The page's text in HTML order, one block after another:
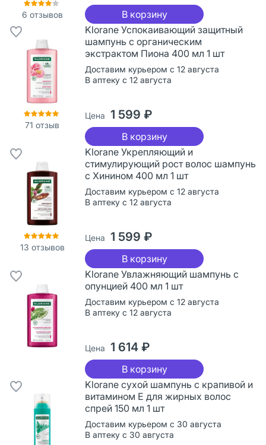
6 отзывов В корзину
71 отзыв
Klorane Успокаивающий защитный
шампунь с органическим
экстрактом Пиона 400 мл 1 шт
Доставим курьером с 12 августа
В аптеку с 12 августа
Цена 1 599 ₽
В корзину
13 отзывов
Klorane Укрепляющий и
стимулирующий рост волос шампунь
с Хинином 400 мл 1 шт
Доставим курьером с 12 августа
В аптеку с 12 августа
Цена 1 599 ₽
В корзину
Klorane Увлажняющий шампунь с
опунцией 400 мл 1 шт
Доставим курьером с 12 августа
В аптеку с 12 августа
Цена 1 614 ₽
В корзину
Klorane сухой шампунь с крапивой и
витамином Е для жирных волос
спрей 150 мл 1 шт
Доставим курьером с 30 августа
В аптеку с 30 августа